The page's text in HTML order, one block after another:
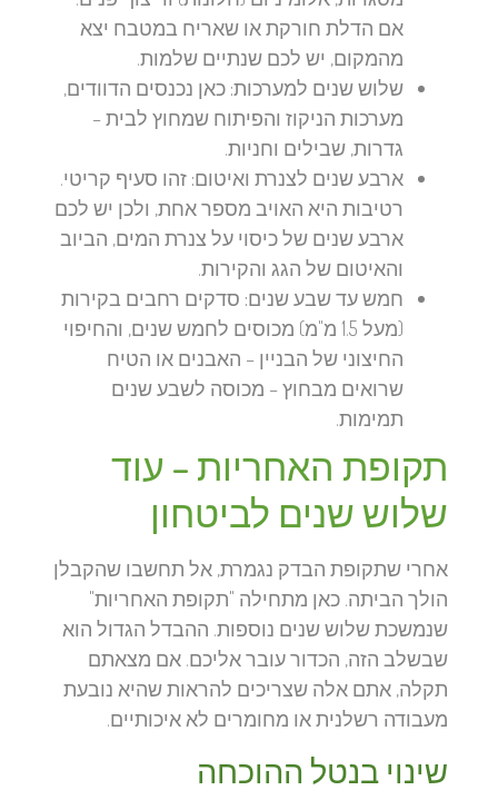
אם הדלת חורקת או שאריח במטבח יצא
מהמקום, יש לכם שנתיים שלמות.
שלוש שנים למערכות:כאן נכנסים הדוודים,
מערכות הניקוז והפיתוח שמחוץ לבית –
גדרות, שבילים וחניות.
ארבע שנים לצנרת ואיטום:זהו סעיף קריטי.
רטיבות היא האויב מספר אחת, ולכן יש לכם
ארבע שנים של כיסוי על צנרת המים, הביוב
והאיטום של הגג והקירות.
חמש עד שבע שנים:סדקים רחבים בקירות
(מעל 1.5 מ"מ) מכוסים לחמש שנים, והחיפוי
החיצוני של הבניין – האבנים או הטיח
שרואים מבחוץ – מכוסה לשבע שנים
תמימות.
תקופת האחריות – עוד
שלוש שנים לביטחון
אחרי שתקופת הבדק נגמרת, אל תחשבו שהקבלן
הולך הביתה. כאן מתחילה "תקופת האחריות"
שנמשכת שלוש שנים נוספות. ההבדל הגדול הוא
שבשלב הזה, הכדור עובר אליכם. אם מצאתם
תקלה, אתם אלה שצריכים להראות שהיא נובעת
מעבודה רשלנית או מחומרים לא איכותיים.
שינוי בנטל ההוכחה